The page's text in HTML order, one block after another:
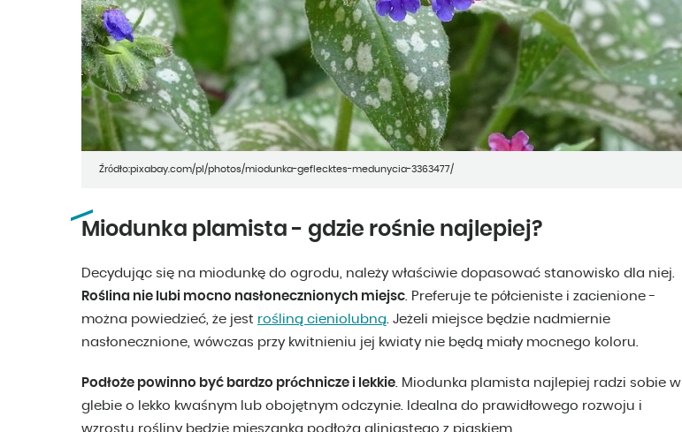
Źródło:pixabay.com/pl/photos/miodunka-geflecktes-medunycia-3363477/
Miodunka plamista - gdzie rośnie najlepiej?
Decydując się na miodunkę do ogrodu, należy właściwie dopasować stanowisko dla niej.
Roślina nie lubi mocno nasłonecznionych miejsc . Preferuje te półcieniste i zacienione -
można powiedzieć, że jest rośliną cieniolubną . Jeżeli miejsce będzie nadmiernie
nasłonecznione, wówczas przy kwitnieniu jej kwiaty nie będą miały mocnego koloru.
Podłoże powinno być bardzo próchnicze i lekkie . Miodunka plamista najlepiej radzi sobie w
glebie o lekko kwaśnym lub obojętnym odczynie. Idealna do prawidłowego rozwoju i
wzrostu rośliny będzie mieszanka podłoża gliniastego z piaskiem.